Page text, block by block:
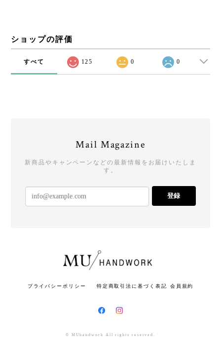
ショップの評価
すべて 125 0 0
Mail Magazine
新商品やキャンペーンなどの最新情報をお届けいたしま
す。
登録
プライバシーポリシー 特定商取引法に基づく表記 会員規約
© MUhandwork All rights reserved.